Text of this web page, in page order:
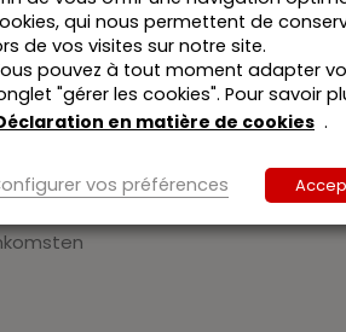
bij schenking onder de levenden
qui nous permettent de
de vos visites sur notre site.
pouvez à tout moment adapter
"gérer les cookies". Pour savoir
en matière de cookies .
vos préférences